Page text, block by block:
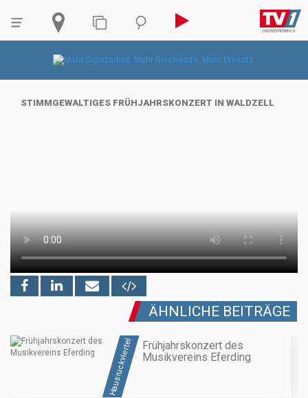
STIMMGEWALTIGES FRÜHJAHRSKONZERT IN WALDZELL
ÄHNLICHE BEITRÄGE
Hausruckviertel
Frühjahrskonzert des
Musikvereins Eferding